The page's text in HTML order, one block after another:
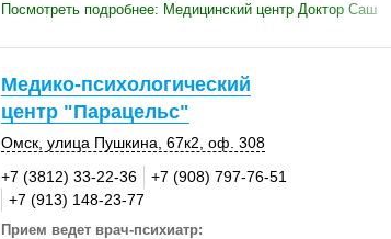
Посмотреть подробнее: Медицинский центр Доктор Саш
Медико-психологический
центр "Парацельс"
Омск, улица Пушкина 67к2 оф. 308
+7 (3812) 33-22-36
+7 (908) 797-76-51
+7 (913) 148-23-77
Прием ведет врач-психиатр: